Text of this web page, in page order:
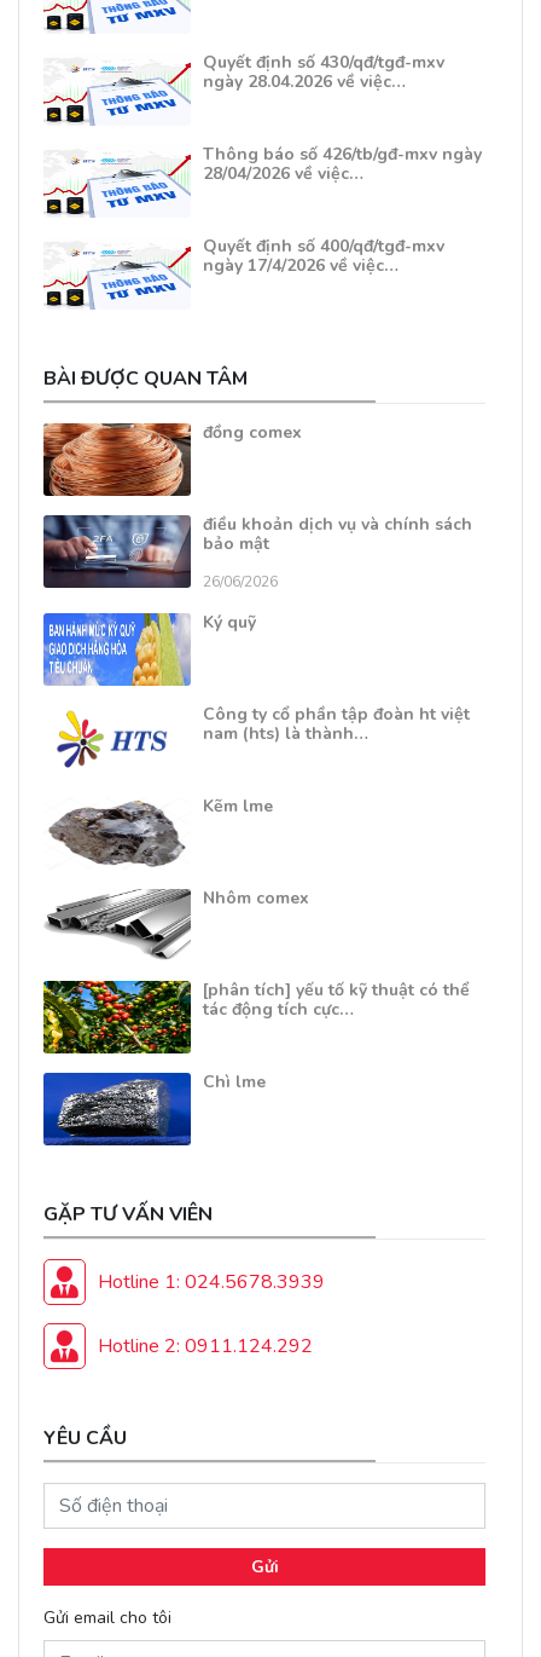
Quyết định số 430/qđ/tgđ-mxv
ngày 28.04.2026 về việc…
Thông báo số 426/tb/gđ-mxv ngày
28/04/2026 về việc…
Quyết định số 400/qđ/tgđ-mxv
ngày 17/4/2026 về việc…
BÀI ĐƯỢC QUAN TÂM
đồng comex
điều khoản dịch vụ và chính sách
bảo mật
26/06/2026
Ký quỹ
Công ty cổ phần tập đoàn ht việt
nam (hts) là thành…
Kẽm lme
Nhôm comex
[phân tích] yếu tố kỹ thuật có thể
tác động tích cực…
Chì lme
GẶP TƯ VẤN VIÊN
Hotline 1: 024.5678.3939
Hotline 2: 0911.124.292
YÊU CẦU
Gửi
Gửi email cho tôi